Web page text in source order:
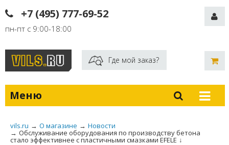
+7 (495) 777-69-52
пн-пт с 9:00-18:00
Где мой заказ?
Меню
vils.ru → О магазине → Новости
→ Обслуживание оборудования по производству бетона
стало эффективнее с пластичными смазками EFELE ↓